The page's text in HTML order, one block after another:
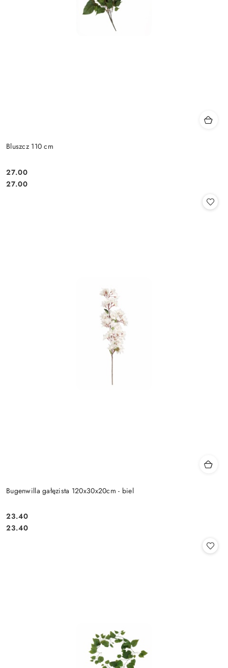
Bluszcz 110 cm
Cena:
27.00
Cena:
27.00
Bugenwilla gałęzista 120x30x20cm - biel
Cena:
23.40
Cena:
23.40